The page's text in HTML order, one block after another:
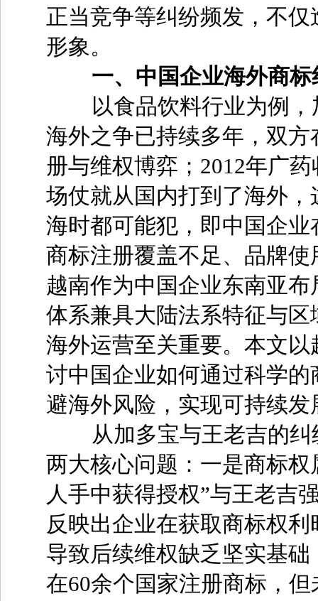
正当竞争等纠纷频发，不
形象。
一、中国企业海外商
以食品饮料行业为例，
海外之争已持续多年，双
册与维权博弈；2012年广
场仗就从国内打到了海外
海时都可能犯，即中国企
商标注册覆盖不足、品牌
越南作为中国企业东南亚
体系兼具大陆法系特征与
海外运营至关重要。本文
讨中国企业如何通过科学
避海外风险，实现可持续发
从加多宝与王老吉的纠
两大核心问题：一是商标
人手中获得授权”与王老吉
反映出企业在获取商标权
导致后续维权缺乏坚实基
在60余个国家注册商标，